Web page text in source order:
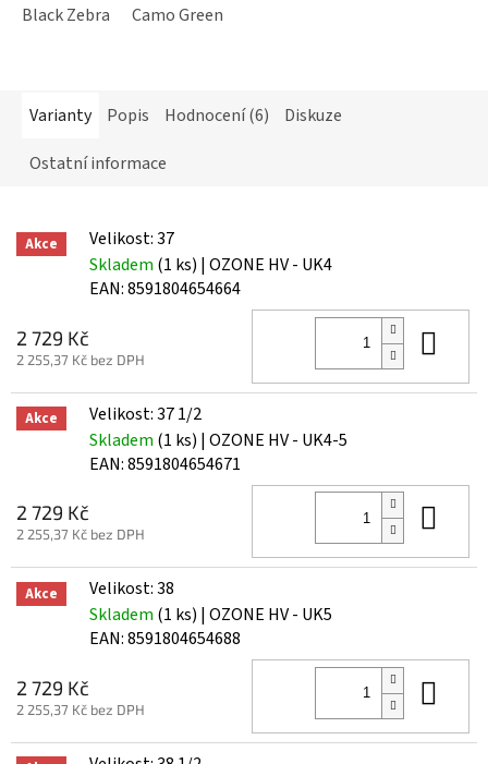
5
Black Zebra Camo Green
Varianty Popis Hodnocení (6)
Diskuze
Ostatní informace
Akce
Velikost: 37
Skladem (1 ks) | OZONE HV - UK4
EAN:8591804654664
2 729 Kč
2 255,37 Kč bez DPH
Akce
Velikost: 37 1/2
Skladem (1 ks) | OZONE HV - UK4-5
EAN:8591804654671
2 729 Kč
2 255,37 Kč bez DPH
Akce
Velikost: 38
Skladem (1 ks) | OZONE HV - UK5
EAN:8591804654688
2 729 Kč
2 255,37 Kč bez DPH